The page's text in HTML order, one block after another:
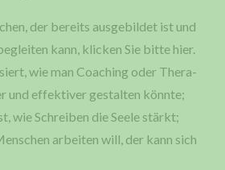
der bereits aus­ge­bil­det ist und
kann, kli­cken Sie bit­te hier.
wie man Coa­ching oder The­ra­
und effek­ti­ver gestal­ten könn­te;
wie Schrei­ben die See­le stärkt;
arbei­ten will, der kann sich